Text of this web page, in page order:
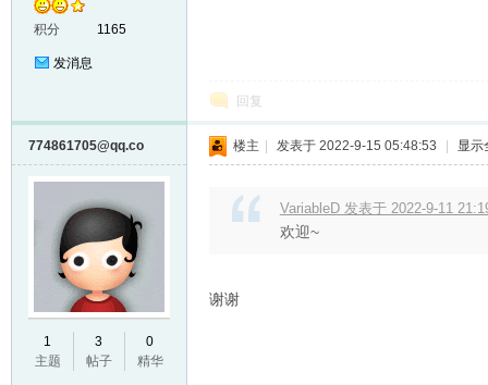
M
积分 1165
发消息
回复
774861705@qq.co
1
主题
3
帖子
0
精华
楼主 发表于 2022-9-15 05:48:53 显示
VariableD 发表于 2022-9-11
欢迎~
谢谢